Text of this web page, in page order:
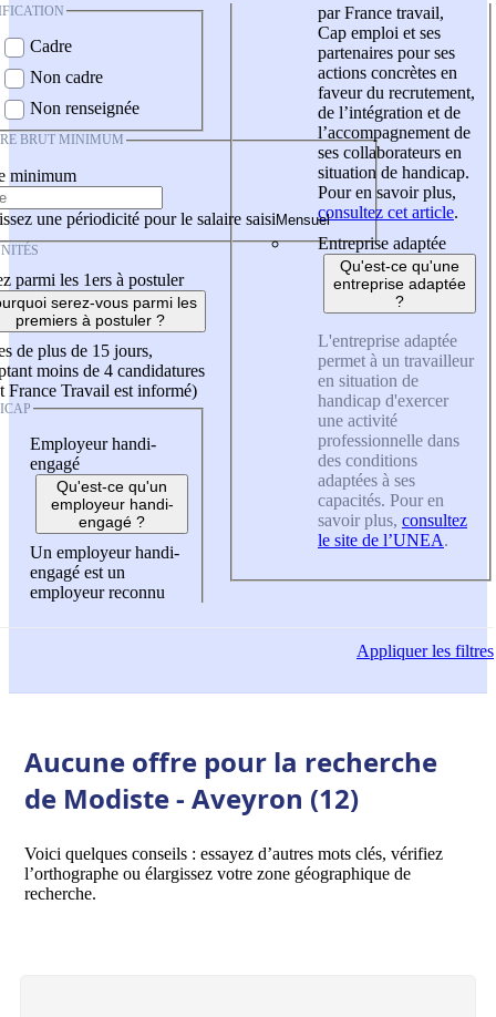
Cadre
Non cadre
Non renseignée
BRUT MINIMUM
minimum
une périodicité pour le salaire saisi
parmi les 1ers à postuler
serez-vous parmi les
premiers à postuler ?
de plus de 15 jours,
moins de 4 candidatures
France Travail est informé)
Employeur handi-
engagé
Qu'est-ce qu'un
employeur handi-
engagé ?
Un employeur handi-
engagé est un
employeur reconnu
par France travail,
Cap emploi et ses
partenaires pour ses
actions concrètes en
faveur du recrutement,
de l’intégration et de
l’accompagnement de
ses collaborateurs en
situation de handicap.
Pour en savoir plus,
consultez cet article.
Entreprise adaptée
Qu'est-ce qu'une
entreprise adaptée
?
L'entreprise adaptée
permet à un travailleur
en situation de
handicap d'exercer
une activité
professionnelle dans
des conditions
adaptées à ses
capacités. Pour en
savoir plus, consultez
le site de l’UNEA.
Appliquerles filtres
Aucune offre pour la recherche
de Modiste - Aveyron (12)
Voici quelques conseils : essayez d’autres mots clés, vérifiez
l’orthographe ou élargissez votre zone géographique de
recherche.